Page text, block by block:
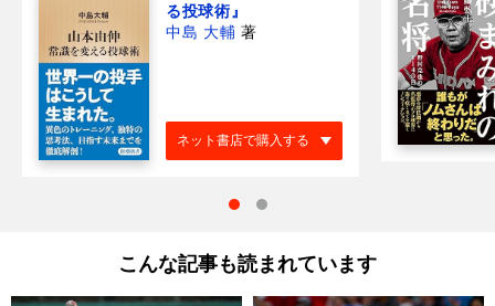
る投球術』
中島 大輔 著
ネット書店で購入する
こんな記事も読まれています